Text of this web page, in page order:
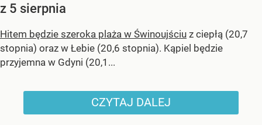
z 5 sierpnia
Hitem będzie szeroka plaża w Świnoujściu z ciepłą (20,7
stopnia) oraz w Łebie (20,6 stopnia). Kąpiel będzie
przyjemna w Gdyni (20,1...
CZYTAJ DALEJ